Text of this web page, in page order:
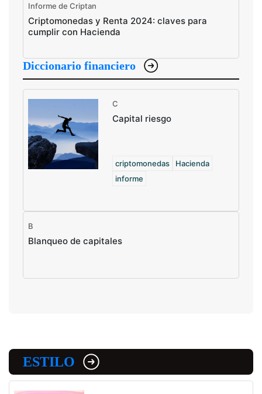
Informe de Criptan
Criptomonedas y Renta 2024: claves para
cumplir con Hacienda
Diccionario financiero
C
Capital riesgo
criptomonedas
Hacienda
informe
B
Blanqueo de capitales
ESTILO